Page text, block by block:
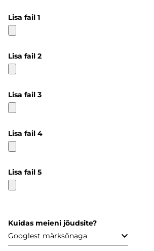
Lisa fail 1
Lisa fail 2
Lisa fail 3
Lisa fail 4
Lisa fail 5
Kuidas meieni jõudsite?